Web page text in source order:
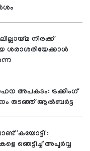
നിരക്ക്
ശരാശരിയേക്കാൾ
അപകടം: ട്രക്കിംഗ്
തടഞ്ഞ് ആൽബർട്ട
'കയോട്ടി':
ഞെട്ടിച്ച് അപൂർവ്വ